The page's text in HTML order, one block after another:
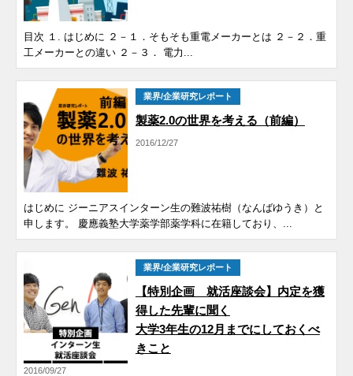
目次 １. はじめに ２－１．そもそも重電メーカーとは ２－２．重
工メーカーとの違い ２－３． 電力...
業界/企業研究レポート
製薬2.0の世界を考える（前編）
2016/12/27
はじめに ジーニアスインターン生の難波祐樹（なんばゆうき）と
申します。 慶應義塾大学薬学部薬学科に在籍しており、...
業界/企業研究レポート
【特別企画 就活座談会】内定を獲
得した先輩に聞く
大学3年生の12月までにしておくべ
きこと
2016/09/27